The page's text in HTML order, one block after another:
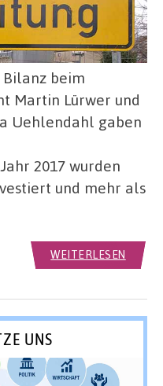
beim
Martin Lürwer und
Uehlendahl gaben
2017 wurden
und mehr als
WEITERLESEN
UNS